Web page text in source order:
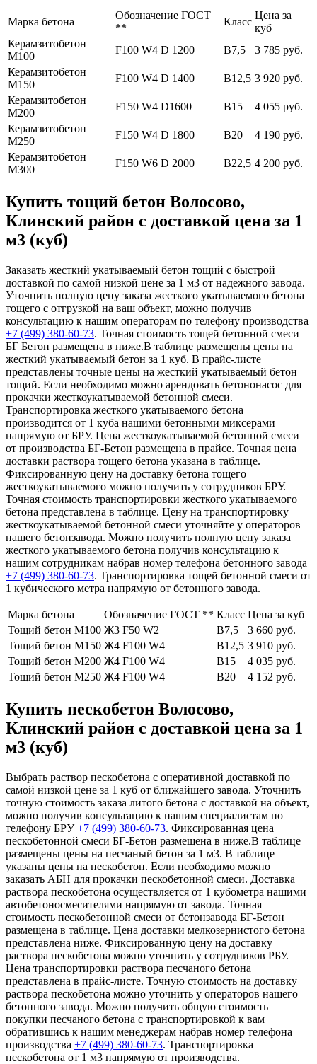
Марка бетона
Обозначение ГОСТ
**
Класс
Цена за
куб
Керамзитобетон
М100
F100 W4 D 1200 В7,5
3 785 руб.
Керамзитобетон
М150
F100 W4 D 1400 В12,5 3 920 руб.
Керамзитобетон
М200
F150 W4 D1600 В15
4 055 руб.
Керамзитобетон
М250
F150 W4 D 1800 В20
4 190 руб.
Керамзитобетон
М300
F150 W6 D 2000 В22,5 4 200 руб.
Купить тощий бетон Волосово,
Клинский район с доставкой цена за 1
м3 (куб)
Заказать жесткий укатываемый бетон тощий с быстрой
доставкой по самой низкой цене за 1 м3 от надежного завода.
Уточнить полную цену заказа жесткого укатываемого бетона
тощего с отгрузкой на ваш объект, можно получив
консультацию к нашим операторам по телефону производства
+7 (499) 380-60-73. Точная стоимость тощей бетонной смеси
БГ Бетон размещена в ниже.В таблице размещены цены на
жесткий укатываемый бетон за 1 куб. В прайс-листе
представлены точные цены на жесткий укатываемый бетон
тощий. Если необходимо можно арендовать бетононасос для
прокачки жесткоукатываемой бетонной смеси.
Транспортировка жесткого укатываемого бетона
производится от 1 куба нашими бетонными миксерами
напрямую от БРУ. Цена жесткоукатываемой бетонной смеси
от производства БГ-Бетон размещена в прайсе. Точная цена
доставки раствора тощего бетона указана в таблице.
Фиксированную цену на доставку бетона тощего
жесткоукатываемого можно получить у сотрудников БРУ.
Точная стоимость транспортировки жесткого укатываемого
бетона представлена в таблице. Цену на транспортировку
жесткоукатываемой бетонной смеси уточняйте у операторов
нашего бетонзавода. Можно получить полную цену заказа
жесткого укатываемого бетона получив консультацию к
нашим сотрудникам набрав номер телефона бетонного завода
+7 (499) 380-60-73. Транспортировка тощей бетонной смеси от
1 кубического метра напрямую от бетонного завода.
Марка бетона Обозначение ГОСТ ** Класс Цена за куб
Тощий бетон М100 Ж3 F50 W2 В7,5
3 660 руб.
Тощий бетон М150 Ж4 F100 W4 В12,5 3 910 руб.
Тощий бетон М200 Ж4 F100 W4 В15
4 035 руб.
Тощий бетон М250 Ж4 F100 W4 В20 4 152 руб.
Купить пескобетон Волосово,
Клинский район с доставкой цена за 1
м3 (куб)
Выбрать раствор пескобетона с оперативной доставкой по
самой низкой цене за 1 куб от ближайшего завода. Уточнить
точную стоимость заказа литого бетона с доставкой на объект,
можно получив консультацию к нашим специалистам по
телефону БРУ+7 (499) 380-60-73. Фиксированная цена
пескобетонной смеси БГ-Бетон размещена в ниже.В таблице
размещены цены на песчаный бетон за 1 м3. В таблице
указаны цены на пескобетон. Если необходимо можно
заказать АБН для прокачки пескобетонной смеси. Доставка
раствора пескобетона осуществляется от 1 кубометра нашими
автобетоносмесителями напрямую от завода. Точная
стоимость пескобетонной смеси от бетонзавода БГ-Бетон
размещена в таблице. Цена доставки мелкозернистого бетона
представлена ниже. Фиксированную цену на доставку
раствора пескобетона можно уточнить у сотрудников РБУ.
Цена транспортировки раствора песчаного бетона
представлена в прайс-листе. Точную стоимость на доставку
раствора пескобетона можно уточнить у операторов нашего
бетонного завода. Можно получить общую стоимость
покупки песчаного бетона с транспортировкой к вам
обратившись к нашим менеджерам набрав номер телефона
производства +7 (499) 380-60-73. Транспортировка
пескобетона от 1 м3 напрямую от производства.